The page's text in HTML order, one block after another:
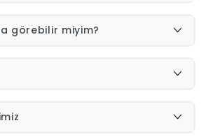
görebilir miyim?